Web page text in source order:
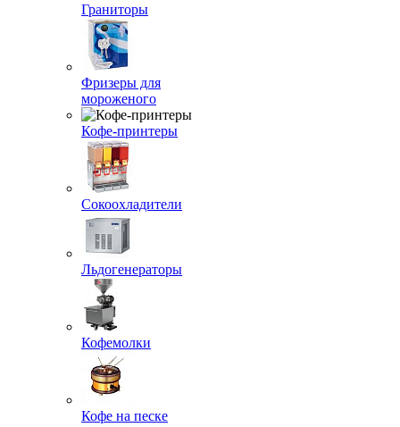
Граниторы
Фризеры для
мороженого
Кофе-принтеры
Сокоохладители
Льдогенераторы
Кофемолки
Кофе на песке